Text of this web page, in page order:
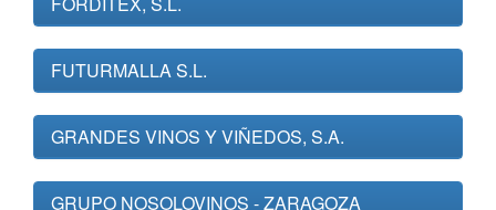
FUTURMALLA S.L.
GRANDES VINOS Y VIÑEDOS, S.A.
GRUPO NOSOLOVINOS - ZARAGOZA